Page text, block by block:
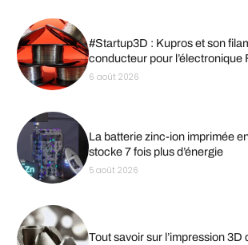
#Startup3D : Kupros et son
conducteur pour l’électronique
6 août 2026
La batterie zinc-ion imprimée
stocke 7 fois plus d’énergie
5 août 2026
Tout savoir sur l’impression 3D